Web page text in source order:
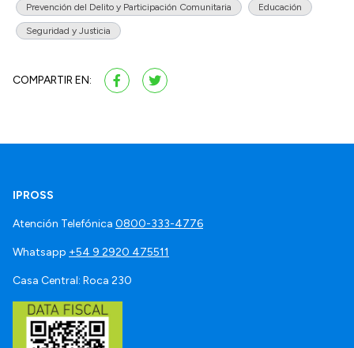
Prevención del Delito y Participación Comunitaria Educación
Seguridad y Justicia
COMPARTIR EN:
IPROSS
Atención Telefónica 0800-333-4776
Whatsapp +54 9 2920 475511
Casa Central: Roca 230